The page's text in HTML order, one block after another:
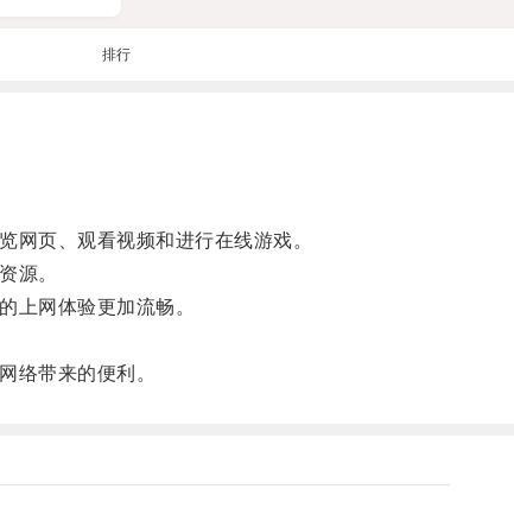
排行
页、观看视频和进行在线游戏。
源。
网体验更加流畅。
络带来的便利。